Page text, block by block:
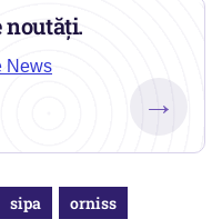
noutăți.
News
→
sipa orniss